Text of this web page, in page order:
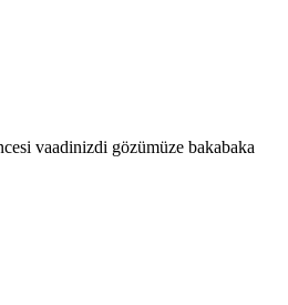
vaadinizdi gözümüze bakabaka